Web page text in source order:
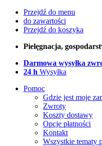
Przejdź do menu
do zawartości
Przejdź do koszyka
Pielęgnacja,
Darmowa wysyłka
24 h Wysyłka
Pomoc
Gdzie jest moje
Zwroty
Koszty dostawy
Opcje płatności
Kontakt
Wszystkie tematy